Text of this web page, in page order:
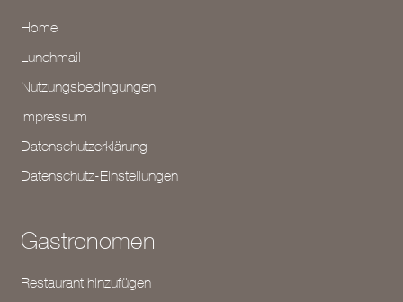
Home
Lunchmail
Nutzungsbedingungen
Impressum
Datenschutzerklärung
Datenschutz-Einstellungen
Gastronomen
Restaurant hinzufügen